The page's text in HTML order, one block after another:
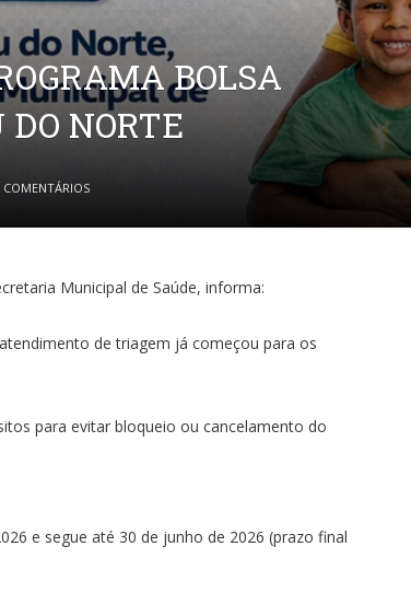
BOLSA
NORTE
COMENTÁRIOS
Municipal de Saúde, informa:
de triagem já começou para os
para evitar bloqueio ou cancelamento do
e segue até 30 de junho de 2026 (prazo final